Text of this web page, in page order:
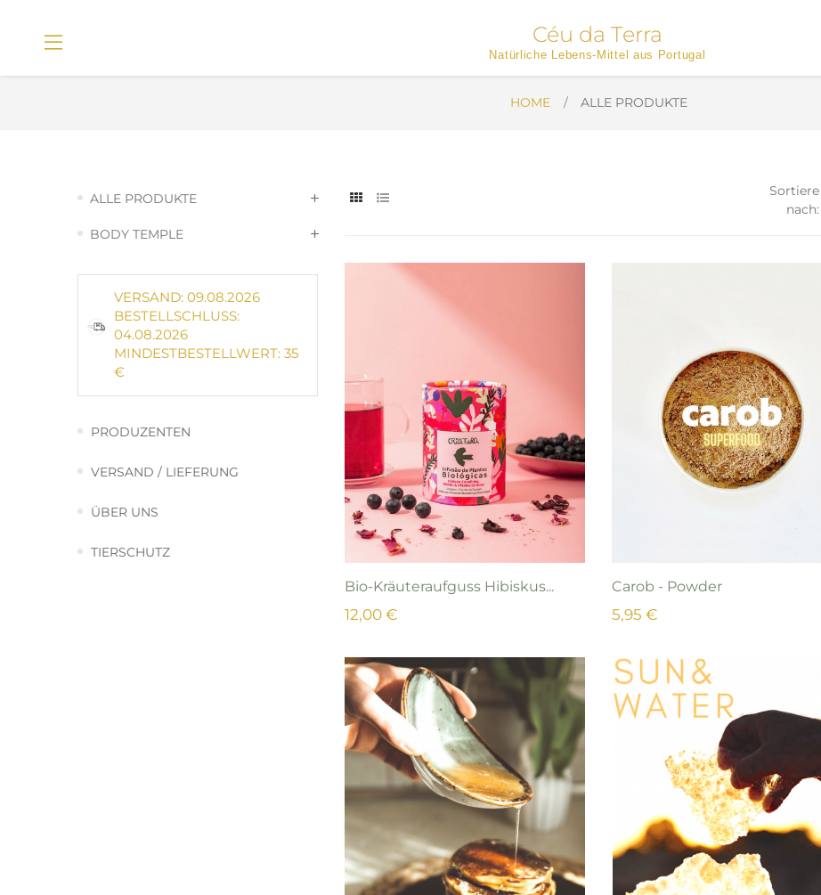
Céu da Terra
Natürliche Lebens-Mittel aus Portugal
HOME ALLE PRODUKTE
ALLE PRODUKTE
BODY TEMPLE
VERSAND: 09.08.2026
BESTELLSCHLUSS:
04.08.2026
MINDESTBESTELLWERT: 35
€
PRODUZENTEN
VERSAND / LIEFERUNG
ÜBER UNS
TIERSCHUTZ
Sortiere
nach:
Bio-Kräuteraufguss Hibiskus...
12,00 €
Carob - Powder
5,95 €